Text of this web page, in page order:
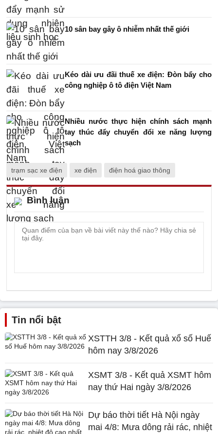
10 sân bay gây ô nhiễm nhất thế giới
Kéo dài ưu đãi thuế xe điện: Đòn bẩy cho
công nghiệp ô tô điện Việt Nam
Nhiều nước thực hiện chính sách mạnh
tay thúc đẩy chuyển đổi xe năng lượng
sạch
trạm sạc xe điện xe điện điện hoá giao thông
Bình luận
Tin nổi bật
XSTTH 3/8 - Kết quả xổ số Huế
hôm nay 3/8/2026
XSMT 3/8 - Kết quả XSMT hôm
nay thứ Hai ngày 3/8/2026
Dự báo thời tiết Hà Nội ngày
mai 4/8: Mưa dông rải rác, nhiệt